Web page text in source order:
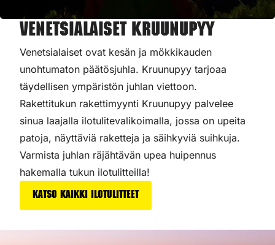
Venetsialaiset Kruunupyy
Venetsialaiset ovat kesän ja mökkikauden
unohtumaton päätösjuhla. Kruunupyy tarjoaa
täydellisen ympäristön juhlan viettoon.
Rakettitukun rakettimyynti Kruunupyy palvelee
sinua laajalla ilotulitevalikoimalla, jossa on upeita
patoja, näyttäviä raketteja ja säihkyviä suihkuja.
Varmista juhlan räjähtävän upea huipennus
hakemalla tukun ilotulitteilla!
Katso kaikki ilotulitteet